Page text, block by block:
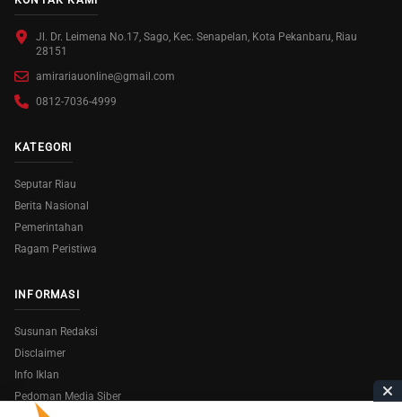
Jl. Dr. Leimena No.17, Sago, Kec. Senapelan, Kota Pekanbaru, Riau
28151
amirariauonline@gmail.com
0812-7036-4999
KATEGORI
Seputar Riau
Berita Nasional
Pemerintahan
Ragam Peristiwa
INFORMASI
Susunan Redaksi
Disclaimer
Info Iklan
Pedoman Media Siber